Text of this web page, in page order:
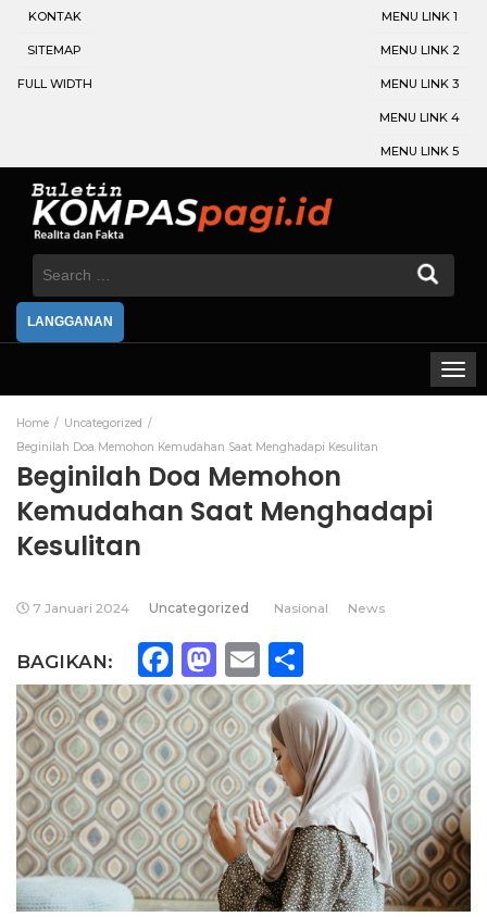
KONTAK
SITEMAP
FULL WIDTH
MENU LINK 1
MENU LINK 2
MENU LINK 3
MENU LINK 4
MENU LINK 5
Search
LANGGANAN
Home
Uncategorized
Beginilah Doa Memohon Kemudahan Saat Menghadapi Kesulitan
Beginilah Doa Memohon
Kemudahan Saat Menghadapi
Kesulitan
7 Januari 2024 Uncategorized Nasional News
BAGIKAN: Facebook
Mastodon
Email